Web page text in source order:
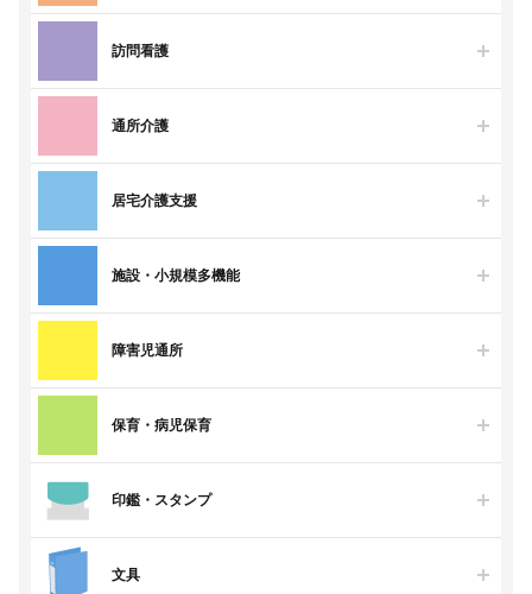
訪問看護
通所介護
居宅介護支援
施設・小規模多機能
障害児通所
保育・病児保育
印鑑・スタンプ
文具